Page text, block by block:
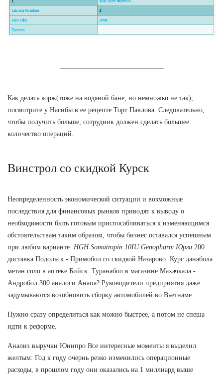
Как делать корж(тоже на водяной бане, но немножко не так),
посмотрите у Насибы в ее рецепте Торт Павлова. Следовательно,
чтобы получить больше, сотрудник должен сделать большее
количество операций.
Винстрол со скидкой Курск
Неопределенность экономической ситуации и возможные
последствия для финансовых рынков приводят к выводу о
необходимости быть готовым приспосабливаться к изменяющимся
обстоятельствам таким образом, чтобы бизнес оставался успешным
при любом варианте. HGH Somatropin 10IU Genopharm Юрга 200
доставка Подольск - Примобол со скидкой Назарово: Курс данабола
метан соло в аптеке Бийск. Туранабол в магазине Махачкала -
Андробол 300 аналоги Анапа? Руководители предприятия даже
задумываются возобновить сборку автомобилей во Вьетнаме.
Нужно сразу определиться как можно быстрее, а потом не спеша
идти к реформе.
Анализ выручки Юнипро Все интересные моменты я выделил
желтым: Год к году очернь резко изменились операционные
расходы, в прошлом году они оказались на 1 миллиард выше